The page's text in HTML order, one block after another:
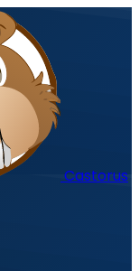
Castorus